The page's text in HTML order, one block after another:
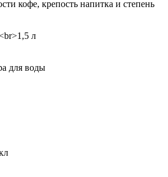
кофе, крепость напитка и степень
л
для воды